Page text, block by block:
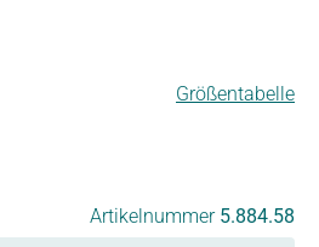
Größentabelle
Artikelnummer 5.884.58